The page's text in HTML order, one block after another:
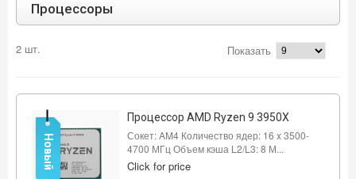
Процессоры
2 шт. Показать
Процессор AMD Ryzen 9 3950X
Сокет: AM4 Количество ядер: 16 x 3500-
4700 МГц Объем кэша L2/L3: 8 М...
Click for price
Новый